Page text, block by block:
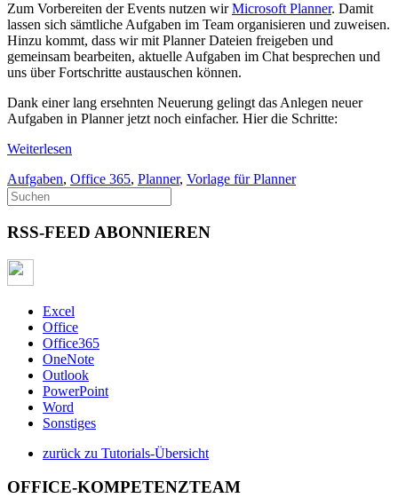
Zum Vorbereiten der Events nutzen wirMicrosoft Planner. Damit
lassen sich sämtliche Aufgaben im Team organisieren und zuweisen.
Hinzu kommt, dass wir mit Planner Dateien freigeben und
gemeinsam bearbeiten, aktuelle Aufgaben im Chat besprechen und
uns über Fortschritte austauschen können.
Dank einer lang ersehnten Neuerung gelingt das Anlegen neuer
Aufgaben in Planner jetzt noch einfacher. Hier die Schritte:
Weiterlesen
Aufgaben, Office 365, Planner, Vorlage für Planner
RSS-FEED ABONNIEREN
Excel
Office
Office365
OneNote
Outlook
PowerPoint
Word
Sonstiges
zurück zu Tutorials-Übersicht
OFFICE-KOMPETENZTEAM